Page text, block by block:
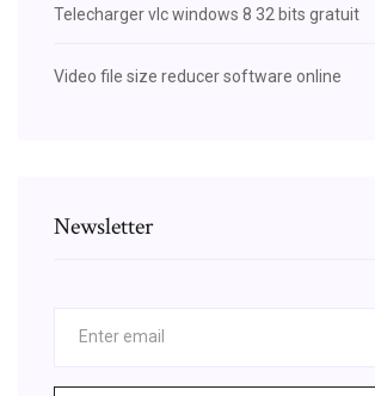
Telecharger vlc windows 8 32 bits gratuit
Video file size reducer software online
Newsletter